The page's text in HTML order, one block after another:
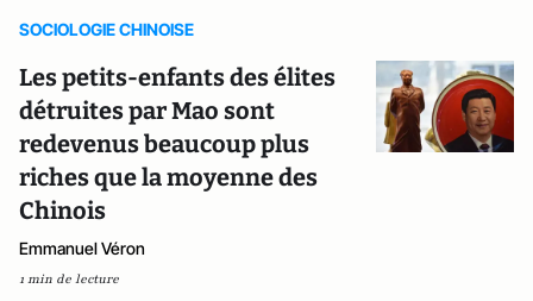
SOCIOLOGIE CHINOISE
Les petits-enfants des élites
détruites par Mao sont
redevenus beaucoup plus
riches que la moyenne des
Chinois
Emmanuel Véron
1 min de lecture